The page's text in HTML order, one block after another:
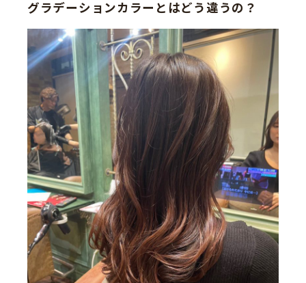
グラデーションカラーとはどう違うの？